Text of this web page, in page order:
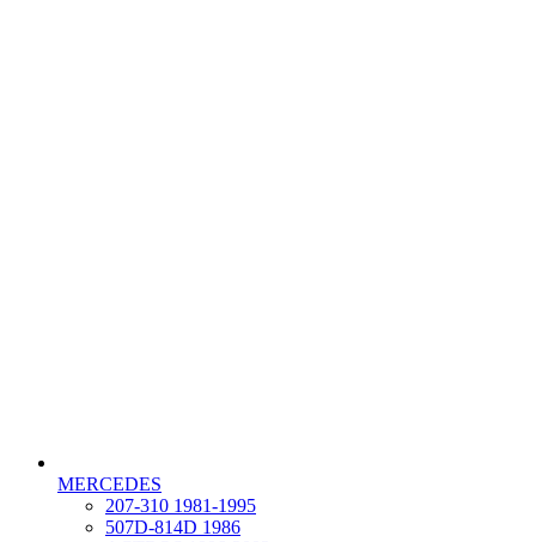
MERCEDES
207-310 1981-1995
507D-814D 1986